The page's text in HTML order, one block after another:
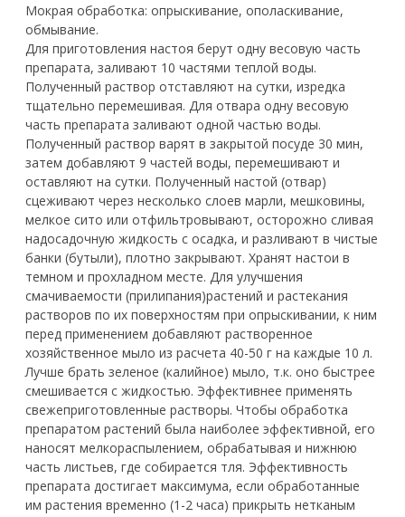
Мокрая обработка: опрыскивание, ополаскивание,
обмывание.
Для приготовления настоя берут одну весовую часть
препарата, заливают 10 частями теплой воды.
Полученный раствор отставляют на сутки, изредка
тщательно перемешивая. Для отвара одну весовую
часть препарата заливают одной частью воды.
Полученный раствор варят в закрытой посуде 30 мин,
затем добавляют 9 частей воды, перемешивают и
оставляют на сутки. Полученный настой (отвар)
сцеживают через несколько слоев марли, мешковины,
мелкое сито или отфильтровывают, осторожно сливая
надосадочную жидкость с осадка, и разливают в чистые
банки (бутыли), плотно закрывают. Хранят настои в
темном и прохладном месте. Для улучшения
смачиваемости (прилипания)растений и растекания
растворов по их поверхностям при опрыскивании, к ним
перед применением добавляют растворенное
хозяйственное мыло из расчета 40-50 г на каждые 10 л.
Лучше брать зеленое (калийное) мыло, т.к. оно быстрее
смешивается с жидкостью. Эффективнее применять
свежеприготовленные растворы. Чтобы обработка
препаратом растений была наиболее эффективной, его
наносят мелкораспылением, обрабатывая и нижнюю
часть листьев, где собирается тля. Эффективность
препарата достигает максимума, если обработанные
им растения временно (1-2 часа) прикрыть нетканым